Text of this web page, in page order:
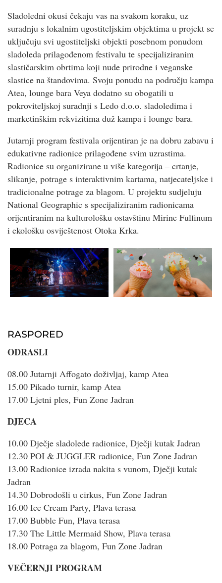
Sladoledni okusi čekaju vas na svakom koraku, uz
suradnju s lokalnim ugostiteljskim objektima u projekt se
uključuju svi ugostiteljski objekti posebnom ponudom
sladoleda prilagođenom festivalu te specijaliziranim
slastičarskim obrtima koji nude prirodne i veganske
slastice na štandovima. Svoju ponudu na području kampa
Atea, lounge bara Veya dodatno su obogatili u
pokroviteljskoj suradnji s Ledo d.o.o. sladoledima i
marketinškim rekvizitima duž kampa i lounge bara.
Jutarnji program festivala orijentiran je na dobru zabavu i
edukativne radionice prilagođene svim uzrastima.
Radionice su organizirane u više kategorija – crtanje,
slikanje, potrage s interaktivnim kartama, natjecateljske i
tradicionalne potrage za blagom. U projektu sudjeluju
National Geographic s specijaliziranim radionicama
orijentiranim na kulturološku ostavštinu Mirine Fulfinum
i ekološku osviještenost Otoka Krka.
RASPORED
ODRASLI
08.00 Jutarnji Affogato doživljaj, kamp Atea
15.00 Pikado turnir, kamp Atea
17.00 Ljetni ples, Fun Zone Jadran
DJECA
10.00 Dječje sladolede radionice, Dječji kutak Jadran
12.30 POI & JUGGLER radionice, Fun Zone Jadran
13.00 Radionice izrada nakita s vunom, Dječji kutak
Jadran
14.30 Dobrodošli u cirkus, Fun Zone Jadran
16.00 Ice Cream Party, Plava terasa
17.00 Bubble Fun, Plava terasa
17.30 The Little Mermaid Show, Plava terasa
18.00 Potraga za blagom, Fun Zone Jadran
VEČERNJI PROGRAM